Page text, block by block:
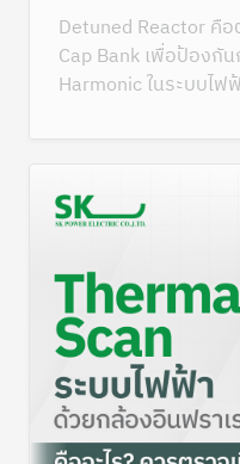
Detuned Reactor คื
Cap Bank เพื่อป้องกั
Harmonic ในระบบไฟ